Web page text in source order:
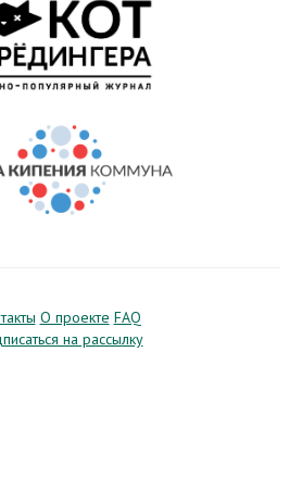
О проекте FAQ
на рассылку